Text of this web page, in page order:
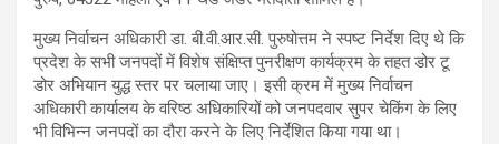
मुख्य निर्वाचन अधिकारी डा. बी.वी.आर.सी. पुरुषोत्तम ने स्पष्ट निर्देश दिए थे कि
प्रदेश के सभी जनपदों में विशेष संक्षिप्त पुनरीक्षण कार्यक्रम के तहत डोर टू
डोर अभियान युद्ध स्तर पर चलाया जाए। इसी क्रम में मुख्य निर्वाचन
अधिकारी कार्यालय के वरिष्ठ अधिकारियों को जनपदवार सुपर चेकिंग के लिए
भी विभिन्न जनपदों का दौरा करने के लिए निर्देशित किया गया था।